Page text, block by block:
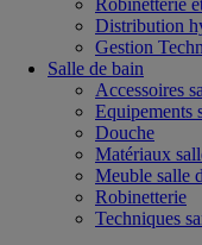
Robinetterie
Distribution
Gestion
Salle de bain
Accessoires
Equipements
Douche
Matériaux
Meuble salle
Robinetterie
Techniques